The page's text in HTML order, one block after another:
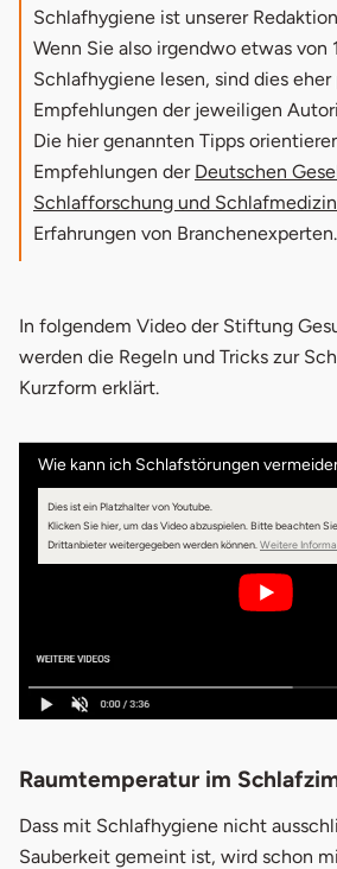
Schlafhygiene ist unserer
Wenn Sie also irgendwo etwas von
Schlafhygiene lesen, sind dies
Empfehlungen der jeweiligen
Die hier genannten Tipps
Empfehlungen der Deutschen
Schlafforschung und
Erfahrungen von Branchenexperten.
In folgendem Video der Stiftung
werden die Regeln und Tricks zur
Kurzform erklärt.
Wie kann ich Schlafstörungen
Dies ist ein Platzhalter von Youtube.
Klicken Sie hier, um das Video abzuspielen.Bitte beachten
Drittanbieter weitergegeben werden können.Weitere
Raumtemperatur im
Dass mit Schlafhygiene nicht
Sauberkeit gemeint ist, wird schon